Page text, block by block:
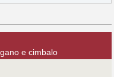
e cimbalo